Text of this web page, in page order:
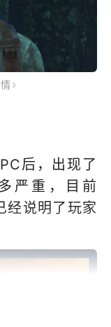
后，出现了
严重，目前
经说明了玩家